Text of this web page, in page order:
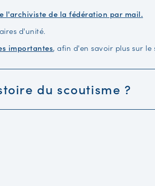
l'archiviste de la fédération par mail.
d'unité.
importantes, afin d'en savoir plus sur
du scoutisme ?